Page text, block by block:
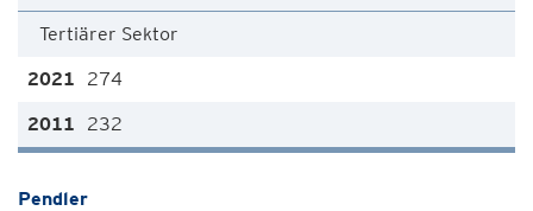
Tertiärer Sektor
274
232
Pendler